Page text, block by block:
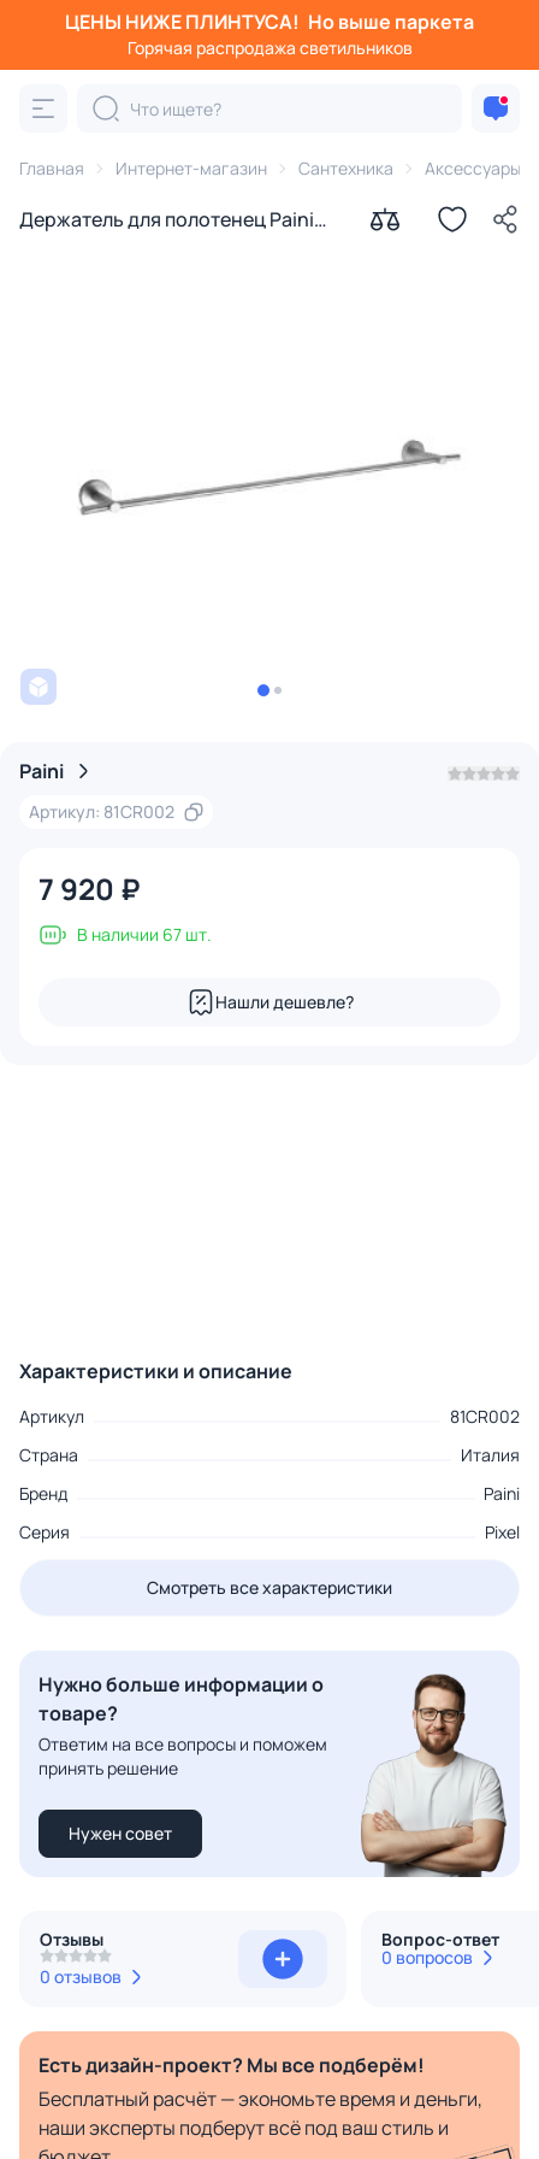
ЦЕНЫ НИЖЕ ПЛИНТУСА! Но выше паркета
Горячая распродажа светильников
Главная Интернет-магазин Сантехника Аксессуары
Держатель для полотенец Paini
Paini
Артикул: 81CR002
7 920 ₽
В наличии 67 шт.
Нашли дешевле?
Характеристики и описание
Артикул
81CR002
Страна
Италия
Бренд
Paini
Серия
Pixel
Смотреть все характеристики
Нужно больше информации о
товаре?
Ответим на все вопросы и поможем
принять решение
Нужен совет
Отзывы
0 отзывов
Вопрос-ответ
0 вопросов
Есть дизайн-проект? Мы все подберём!
Бесплатный расчёт — экономьте время и деньги,
наши эксперты подберут всё под ваш стиль и